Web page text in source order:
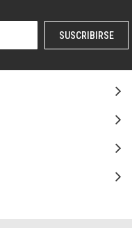
SUSCRIBIRSE